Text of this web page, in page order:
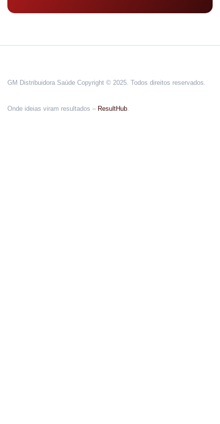
GM Distribuidora Saúde Copyright © 2025. Todos direitos reservados.
Onde ideias viram resultados – ResultHub.